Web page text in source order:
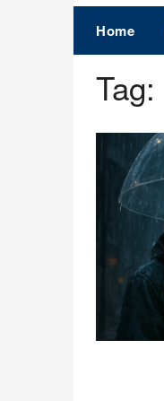
Home
Tag: